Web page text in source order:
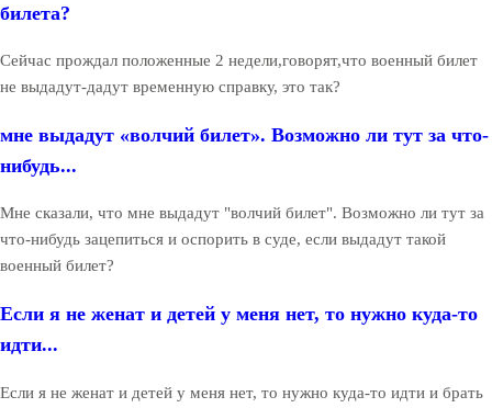
билета?
Сейчас прождал положенные 2 недели,говорят,что военный билет
не выдадут-дадут временную справку, это так?
мне выдадут «волчий билет». Возможно ли тут за что-
нибудь...
Мне сказали, что мне выдадут "волчий билет". Возможно ли тут за
что-нибудь зацепиться и оспорить в суде, если выдадут такой
военный билет?
Если я не женат и детей у меня нет, то нужно куда-то
идти...
Если я не женат и детей у меня нет, то нужно куда-то идти и брать